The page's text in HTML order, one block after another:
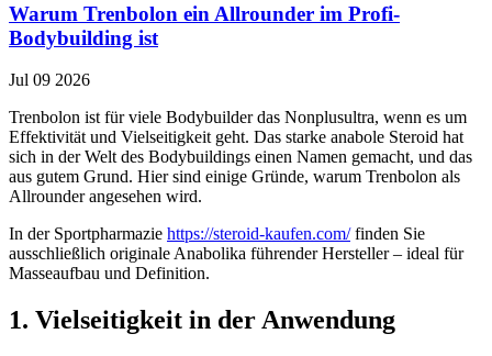
Warum Trenbolon ein Allrounder im Profi-
Bodybuilding ist
Jul 09 2026
Trenbolon ist für viele Bodybuilder das Nonplusultra, wenn es um
Effektivität und Vielseitigkeit geht. Das starke anabole Steroid hat
sich in der Welt des Bodybuildings einen Namen gemacht, und das
aus gutem Grund. Hier sind einige Gründe, warum Trenbolon als
Allrounder angesehen wird.
In der Sportpharmazie https://steroid-kaufen.com/finden Sie
ausschließlich originale Anabolika führender Hersteller – ideal für
Masseaufbau und Definition.
1. Vielseitigkeit in der Anwendung